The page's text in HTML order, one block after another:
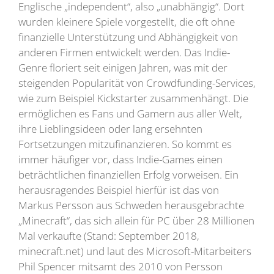
Englische „independent“, also „unabhängig“. Dort
wurden kleinere Spiele vorgestellt, die oft ohne
finanzielle Unterstützung und Abhängigkeit von
anderen Firmen entwickelt werden. Das Indie-
Genre floriert seit einigen Jahren, was mit der
steigenden Popularität von Crowdfunding-Services,
wie zum Beispiel Kickstarter zusammenhängt. Die
ermöglichen es Fans und Gamern aus aller Welt,
ihre Lieblingsideen oder lang ersehnten
Fortsetzungen mitzufinanzieren. So kommt es
immer häufiger vor, dass Indie-Games einen
beträchtlichen finanziellen Erfolg vorweisen. Ein
herausragendes Beispiel hierfür ist das von
Markus Persson aus Schweden herausgebrachte
„Minecraft“, das sich allein für PC über 28 Millionen
Mal verkaufte (Stand: September 2018,
minecraft.net) und laut des Microsoft-Mitarbeiters
Phil Spencer mitsamt des 2010 von Persson